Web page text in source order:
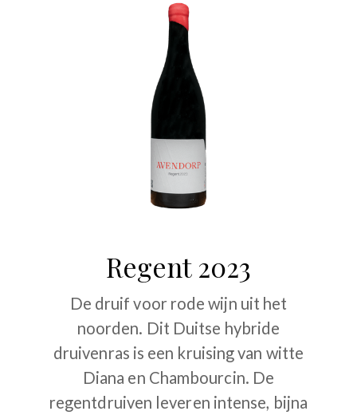
Regent 2023
De druif voor rode wijn uit het
noorden. Dit Duitse hybride
druivenras is een kruising van witte
Diana en Chambourcin. De
regentdruiven leveren intense, bijna